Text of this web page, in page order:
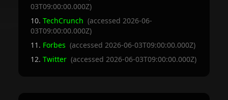
03T09:00:00.000Z)
TechCrunch (accessed 2026-06-
03T09:00:00.000Z)
Forbes (accessed 2026-06-03T09:00:00.000Z)
Twitter (accessed 2026-06-03T09:00:00.000Z)